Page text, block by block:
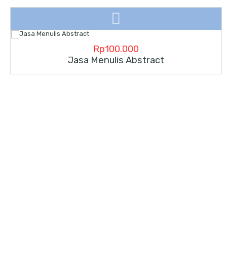
Rp100.000
Jasa Menulis Abstract